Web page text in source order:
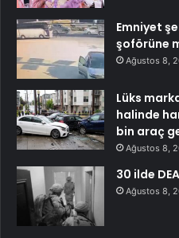
Emniyet
şoförüne
Ağustos 8,
Lüks
halinde
bin araç
Ağustos 8,
30 ilde
Ağustos 8,